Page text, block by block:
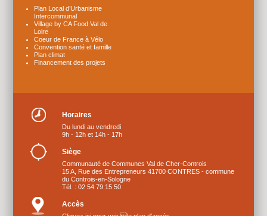
Plan Local d’Urbanisme
Intercommunal
Village by CA Food Val de
Loire
Coeur de France à Vélo
Convention santé et famille
Plan climat
Financement des projets
Horaires
Du lundi au vendredi
9h - 12h et 14h - 17h
Siège
Communauté de Communes Val de Cher-Controis
15 A, Rue des Entrepreneurs 41700 CONTRES - commune
du Controis-en-Sologne
Tél. : 02 54 79 15 50
Accès